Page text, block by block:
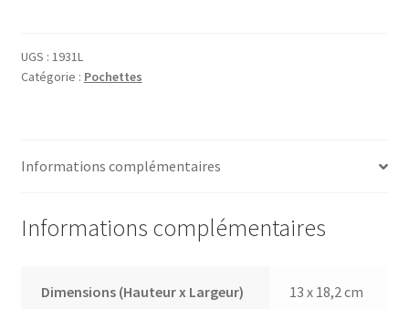
ou
Sac
Croco
UGS : 1931L
Catégorie : Pochettes
Informations complémentaires
Informations complémentaires
Dimensions (Hauteur x Largeur) 13 x 18,2 cm